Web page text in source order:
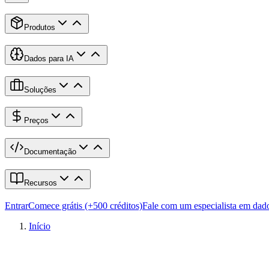
Produtos
Dados para IA
Soluções
Preços
Documentação
Recursos
EntrarComece grátis (+500 créditos)Fale com um especialista em
Início